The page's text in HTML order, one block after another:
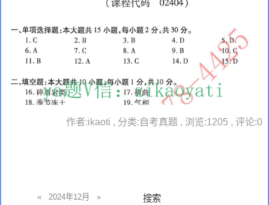
作者:ikaoti , 分类:自考真题 , 浏览:1205 , 评论:0
« 2024年12月 » 搜索